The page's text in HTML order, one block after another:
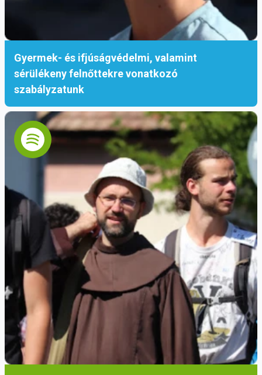
Gyermek- és ifjúságvédelmi, valamint
sérülékeny felnőttekre vonatkozó
szabályzatunk